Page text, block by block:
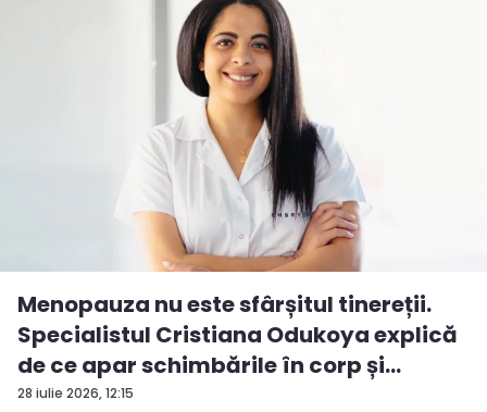
28 iulie 2026, 12:15
Menopauza nu este sfârșitul tinereții.
Specialistul Cristiana Odukoya explică
de ce apar schimbările în corp și
stările...